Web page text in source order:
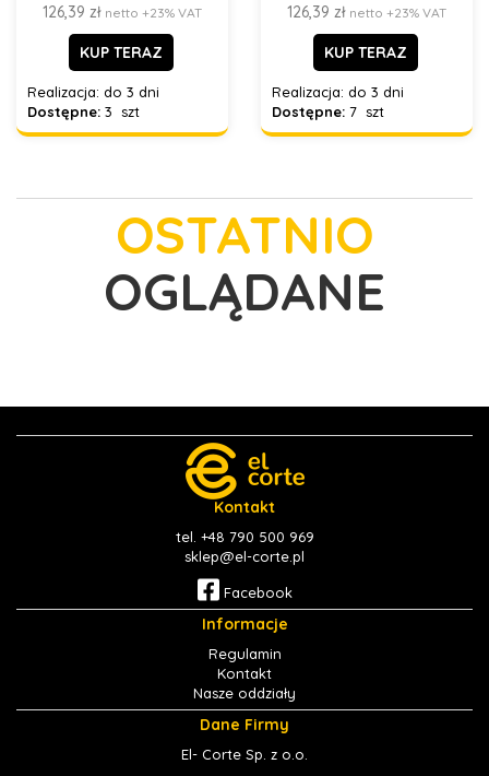
126,39 zł netto +23% VAT
KUP TERAZ
Realizacja: do 3 dni
Dostępne: 3 szt
126,39 zł netto +23% VAT
KUP TERAZ
Realizacja: do 3 dni
Dostępne: 7 szt
OSTATNIO
OGLĄDANE
Kontakt
tel. +48 790 500 969
sklep@el-corte.pl
Facebook
Informacje
Regulamin
Kontakt
Nasze oddziały
Dane Firmy
El- Corte Sp. z o.o.